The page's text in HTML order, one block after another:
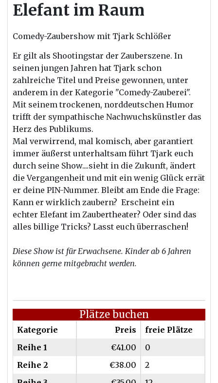
Elefant im Raum
Comedy-Zaubershow mit Tjark Schlößer
Er gilt als Shootingstar der Zauberszene. In
seinen jungen Jahren hat Tjark schon
zahlreiche Titel und Preise gewonnen, unter
anderem in der Kategorie "Comedy-Zauberei".
Mit seinem trockenen, norddeutschen Humor
trifft der sympathische Nachwuchskünstler das
Herz des Publikums.
Mal verwirrend, mal komisch, aber garantiert
immer äußerst unterhaltsam führt Tjark euch
durch seine Show....sieht in die Zukunft, ändert
die Vergangenheit und mit ein wenig Glück errät
er deine PIN-Nummer. Bleibt am Ende die Frage:
Kann er wirklich zaubern? Erscheint ein
echter Elefant im Zaubertheater? Oder sind das
alles billige Tricks? Lasst euch überraschen!
Diese Show ist für Erwachsene. Kinder ab 6 Jahren
können gerne mitgebracht werden.
Plätze buchen
Kategorie Preis
freie Plätze
Reihe 1
€41.00
0
Reihe 2
€38.00
2